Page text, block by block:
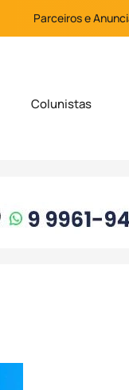
Parceiros e
Colunistas